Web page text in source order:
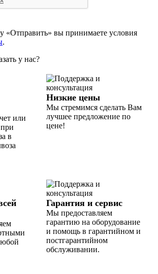
«Отправить» вы принимаете условия
.
у нас?
или
в
Низкие цены
Мы стремимся сделать Вам
лучшее предложение по
цене!
Гарантия и сервис
Мы предоставляем
гарантию на оборудование
и помощь в гарантийном и
постгарантийном
обслуживании.